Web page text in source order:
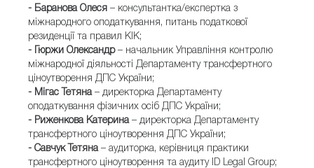
- Баранова Олеся – консультантка/експертка з
міжнародного оподаткування, питань податкової
резиденції та правил КІК;
-
Гюржи Олександр– начальник Управління контролю
міжнародної діяльності Департаменту трансфертного
ціноутворення ДПС України;
- Мігас Тетяна– директорка Департаменту
оподаткування фізичних осіб ДПС України;
- Риженкова Катерина – директорка Департаменту
трансфертного ціноутворення ДПС України;
- Савчук Тетяна– аудиторка, керівниця практики
трансфертного ціноутворення та аудиту ID Legal Group;